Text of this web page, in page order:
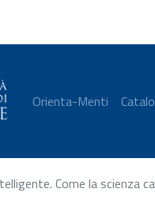
Orienta-Menti
Come la scienza